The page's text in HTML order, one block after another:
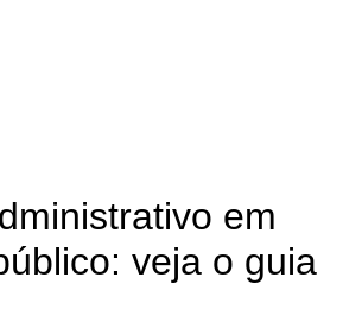
em
veja o guia